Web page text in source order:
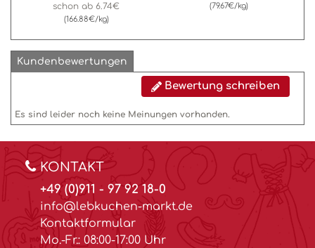
schon ab 6.74€
(166.88€/kg)
(79.67€/kg)
Kundenbewertungen
Bewertung schreiben
Es sind leider noch keine Meinungen vorhanden.
KONTAKT
+49 (0)911 - 97 92 18-0
info@lebkuchen-markt.de
Kontaktformular
Mo.-Fr.: 08:00-17:00 Uhr